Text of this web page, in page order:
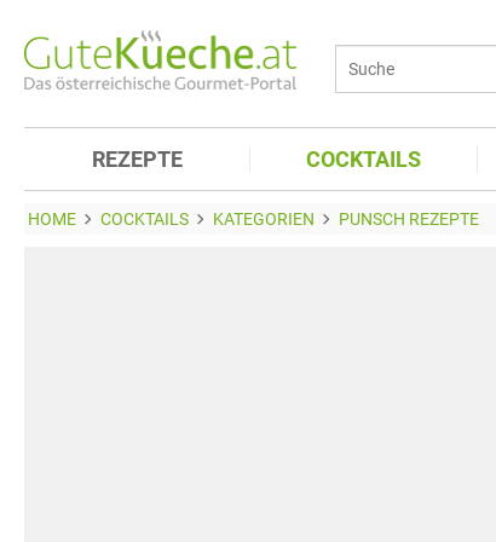
REZEPTE COCKTAILS
HOME COCKTAILS KATEGORIEN PUNSCH REZEPTE